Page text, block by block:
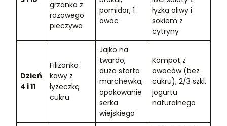
grzanka z
razowego
pieczywa
pomidor, 1
owoc
łyżką oliwy i
sokiem z
cytryny
Dzień
4 i 11
Filiżanka
kawy z
łyżeczką
cukru
Jajko na
twardo,
duża starta
marchewka,
opakowanie
serka
wiejskiego
Kompot z
owoców (bez
cukru), 2/3 szkl.
jogurtu
naturalnego